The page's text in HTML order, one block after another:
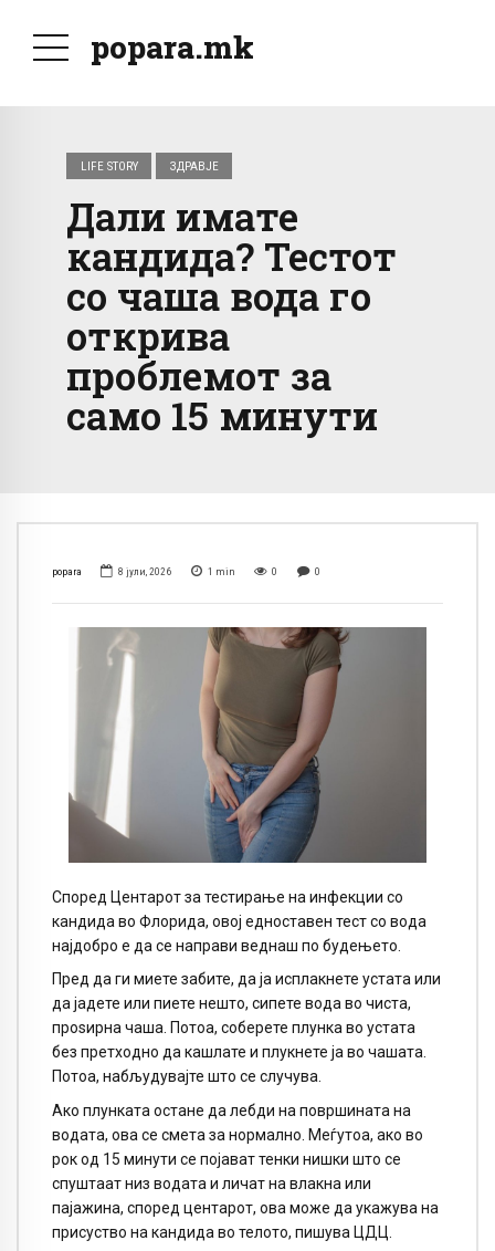
popara.mk
LIFE STORY ЗДРАВЈЕ
Дали имате
кандида? Тестот
со чаша вода го
открива
проблемот за
само 15 минути
popara 8 јули, 2026 1 min 0 0
Според Центарот за тестирање на инфекции со
кандида во Флорида, овој едноставен тест со вода
најдобро е да се направи веднаш по будењето.
Пред да ги миете забите, да ја исплакнете устата или
да јадете или пиете нешто, сипете вода во чиста,
проѕирна чаша. Потоа, соберете плунка во устата
без претходно да кашлате и плукнете ја во чашата.
Потоа, набљудувајте што се случува.
Ако плунката остане да лебди на површината на
водата, ова се смета за нормално. Меѓутоа, ако во
рок од 15 минути се појават тенки нишки што се
спуштаат низ водата и личат на влакна или
пајажина, според центарот, ова може да укажува на
присуство на кандида во телото, пишува ЦДЦ.